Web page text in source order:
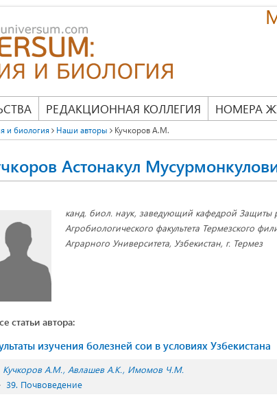
РЕДАКЦИОННАЯ КОЛЛЕГИЯ НОМЕРА
и биология Наши авторы Кучкоров А.М.
Астонакул
канд. биол. наук, заведующий кафедрой Защиты
Агробиологического факультета Термезского
Аграрного Университета, Узбекистан, г. Термез
статьи автора:
изучения болезней сои в условиях Узбекистана
Кучкоров А.М. Авлашев А.К. Имомов Ч.М.
39. Почвоведение